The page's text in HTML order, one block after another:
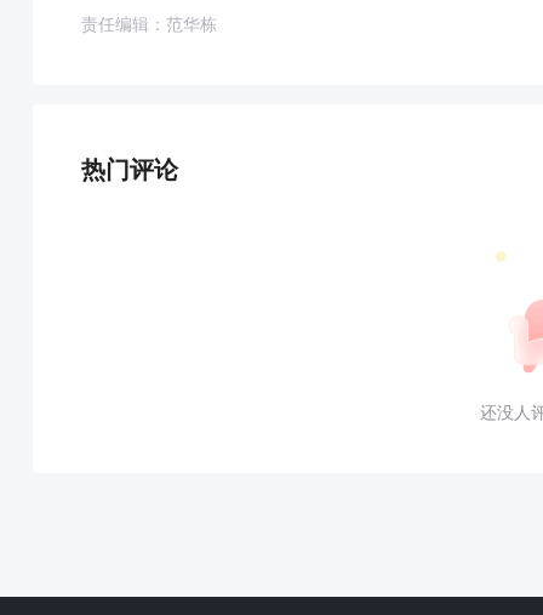
责任编辑：范华栋
热门评论
还没人